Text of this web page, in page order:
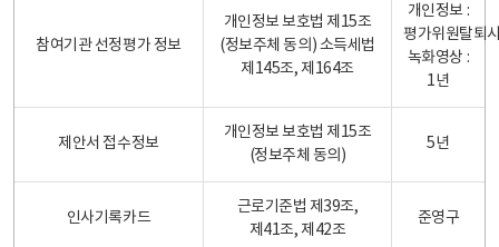
참여기관 선정평가 정보
개인정보 보호법 제15조
(정보주체 동의) 소득세법
제145조, 제164조
개인정보 :
평가위원탈퇴
녹화영상 :
1년
제안서 접수정보
개인정보 보호법 제15조
(정보주체 동의)
5년
인사기록카드
근로기준법 제39조,
제41조, 제42조
준영구